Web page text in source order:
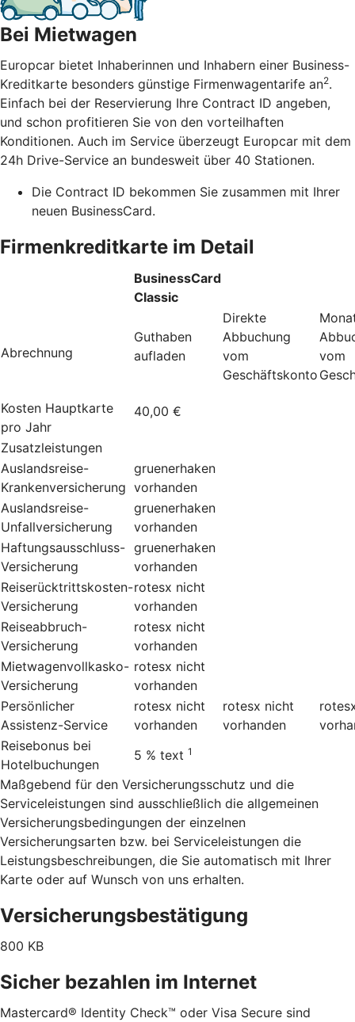
Bei Mietwagen
Europcar bietet Inhaberinnen und Inhabern einer Business-
Kreditkarte besonders günstige Firmenwagentarife an2.
Einfach bei der Reservierung Ihre Contract ID angeben,
und schon profitieren Sie von den vorteilhaften
Konditionen. Auch im Service überzeugt Europcar mit dem
24h Drive-Service an bundesweit über 40 Stationen.
Die Contract ID bekommen Sie zusammen mit Ihrer
neuen BusinessCard.
Firmenkreditkarte im Detail
BusinessCard
Classic
Abrechnung
Guthaben
aufladen
Direkte
Abbuchung
vom
Geschäftskonto
vom
Kosten Hauptkarte
pro Jahr
40,00 €
Zusatzleistungen
Auslandsreise-
Krankenversicherung
gruenerhaken
vorhanden
Auslandsreise-
Unfallversicherung
gruenerhaken
vorhanden
Haftungsausschluss-
Versicherung
gruenerhaken
vorhanden
Reiserücktrittskosten-
Versicherung
rotesx nicht
vorhanden
Reiseabbruch-
Versicherung
rotesx nicht
vorhanden
Mietwagenvollkasko-
Versicherung
rotesx nicht
vorhanden
Persönlicher
Assistenz-Service
rotesx nicht
vorhanden
rotesx nicht
vorhanden
Reisebonus bei
Hotelbuchungen
5 % text 1
Maßgebend für den Versicherungsschutz und die
Serviceleistungen sind ausschließlich die allgemeinen
Versicherungsbedingungen der einzelnen
Versicherungsarten bzw. bei Serviceleistungen die
Leistungsbeschreibungen, die Sie automatisch mit Ihrer
Karte oder auf Wunsch von uns erhalten.
Versicherungsbestätigung
800 KB
Sicher bezahlen im Internet
Mastercard® Identity Check™ oder Visa Secure sind